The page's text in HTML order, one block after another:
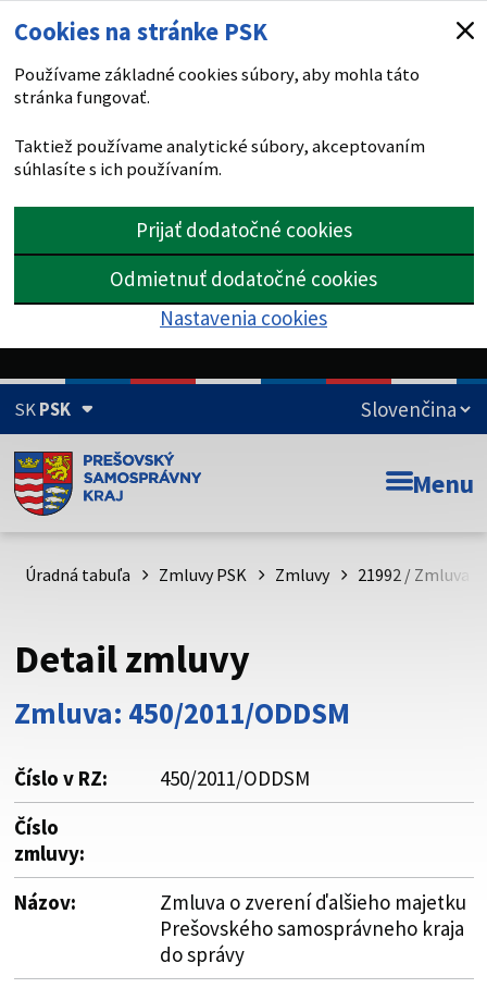
Cookies na stránke PSK
Používame základné cookies súbory, aby mohla táto
stránka fungovať.
Taktiež používame analytické súbory, akceptovaním
súhlasíte s ich používaním.
Prijať dodatočné cookies
Odmietnuť dodatočné cookies
Nastavenia cookies
SKPSK
Doména psk.sk je oficiálna
Toto je oficiálna webová stránka Prešovského
psk.sk.
Buďte pozorní a vždy sa uistite, že zdieľate informácie iba
cez zabezpečenú webovú stránku. Zabezpečená stránka
vždy začína https:// pred názvom domény webového sídla.
Menu
Úradná tabuľa Zmluvy PSK Zmluvy 21992 / Zmluva
Detail zmluvy
Zmluva: 450/2011/ODDSM
Číslo v RZ:
450/2011/ODDSM
Číslo
zmluvy:
Názov:
Zmluva o zverení ďalšieho majetku
Prešovského samosprávneho kraja
do správy